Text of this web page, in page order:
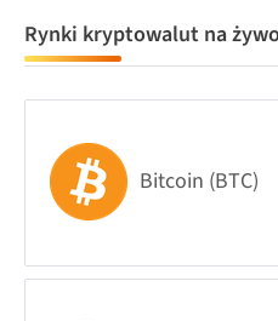
Rynki kryptowalut na żywo
Bitcoin (BTC)